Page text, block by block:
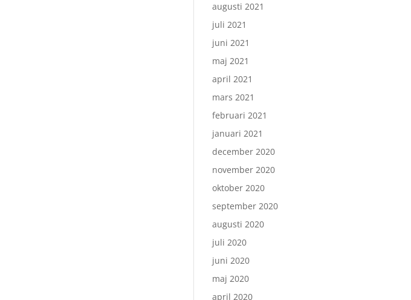
augusti 2021
juli 2021
juni 2021
maj 2021
april 2021
mars 2021
februari 2021
januari 2021
december 2020
november 2020
oktober 2020
september 2020
augusti 2020
juli 2020
juni 2020
maj 2020
april 2020